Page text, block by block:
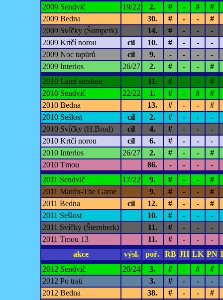
2009 Sendvič
19/22 2. # - #
#
2009 Bedna
30. # - -
#
2009 Svíčky (Šumperk)
14. # - -
-
2009 Krtčí norou
cíl 10. # - -
-
2009 Noc tapürů
cíl 9. - - -
-
2009 Interlos
26/27 2. # - -
#
2010 Lamí stezkou
11. # - -
#
2010 Sendvič
22/22 1. # - #
#
2010 Bedna
13. # - -
#
2010 Sešlost
cíl 2. # - -
-
2010 Svíčky (H.Brod)
cíl 4. # - -
-
2010 Krtčí norou
cíl 6. # - -
-
2010 Interlos
26/27 2. # - -
#
2010 Tmou
86. - - -
-
2011 Sendvič
17/22 9. # - -
#
2011 Matrix-The Game
9. # - -
#
2011 Bedna
cíl 12. # - -
#
2011 Sešlost
10. # - -
-
2011 Svíčky (Šternberk)
11. # - -
-
2011 Tmou 13
11. # - -
-
akce
výsl. poř. RB JH LK PN
2012 Sendvič
20/24 3. # - #
#
2012 Po trati
3. # - -
-
2012 Bedna
38. # - -
#